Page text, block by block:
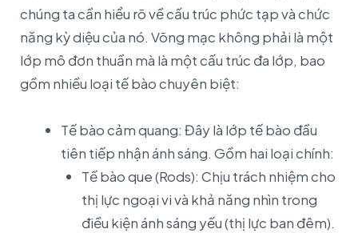
chúng ta cần hiểu rõ về cấu trúc phức tạp và chức
năng kỳ diệu của nó. Võng mạc không phải là một
lớp mô đơn thuần mà là một cấu trúc đa lớp, bao
gồm nhiều loại tế bào chuyên biệt:
Tế bào cảm quang: Đây là lớp tế bào đầu
tiên tiếp nhận ánh sáng. Gồm hai loại chính:
Tế bào que (Rods): Chịu trách nhiệm cho
thị lực ngoại vi và khả năng nhìn trong
điều kiện ánh sáng yếu (thị lực ban đêm).